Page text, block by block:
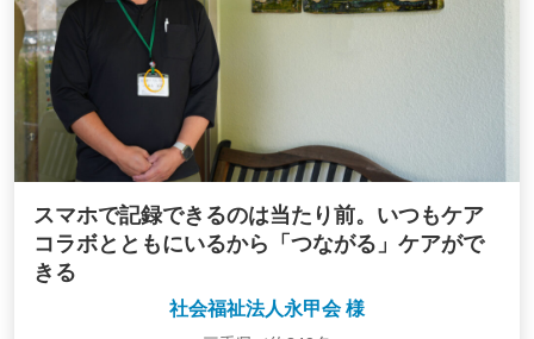
スマホで記録できるのは当たり前。いつもケア
コラボとともにいるから「つながる」ケアがで
きる
社会福祉法人永甲会 様